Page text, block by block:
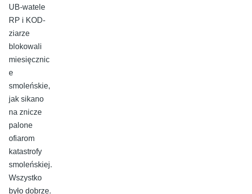
UB-watele
RP i KOD-
ziarze
blokowali
miesięcznic
e
smoleńskie,
jak sikano
na znicze
palone
ofiarom
katastrofy
smoleńskiej.
Wszystko
było dobrze.